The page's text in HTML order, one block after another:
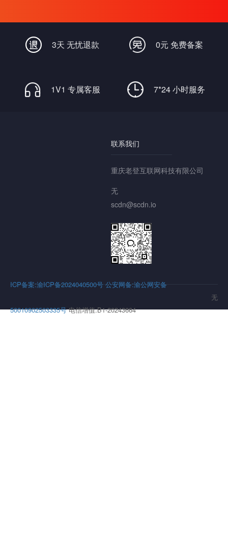
3天 无忧退款 0元 免费备案
1V1 专属客服 7*24 小时服务
联系我们
重庆老登互联网科技有限公司
无
scdn@scdn.io
ICP备案:渝ICP备2024040500号 公安网备:渝公网安备
50010902503335号 电信增值:B1-20243664
无